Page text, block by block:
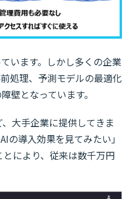
います。しかし多くの企業
処理、予測モデルの最適化
壁となっています。
大手企業に提供してきま
の導入効果を見てみたい」
により、従来は数千万円